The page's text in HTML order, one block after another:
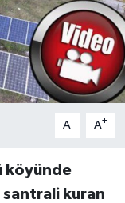
A- A+
köyünde
kuran